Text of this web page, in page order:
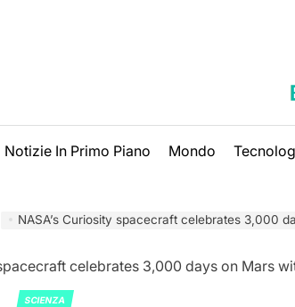
Notizie In Primo Piano Mondo
NASA’s Curiosity spacecraft celebrates 3,000 days on
SCIENZA